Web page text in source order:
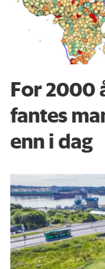
For 2000
fantes
enn i dag